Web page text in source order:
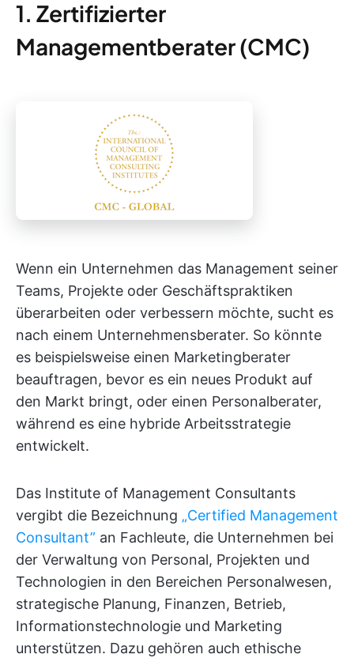
1. Zertifizierter
Managementberater (CMC)
Wenn ein Unternehmen das Management seiner
Teams, Projekte oder Geschäftspraktiken
überarbeiten oder verbessern möchte, sucht es
nach einem Unternehmensberater. So könnte
es beispielsweise einen Marketingberater
beauftragen, bevor es ein neues Produkt auf
den Markt bringt, oder einen Personalberater,
während es eine hybride Arbeitsstrategie
entwickelt.
Das Institute of Management Consultants
vergibt die Bezeichnung „Certified Management
Consultant” an Fachleute, die Unternehmen bei
der Verwaltung von Personal, Projekten und
Technologien in den Bereichen Personalwesen,
strategische Planung, Finanzen, Betrieb,
Informationstechnologie und Marketing
unterstützen. Dazu gehören auch ethische